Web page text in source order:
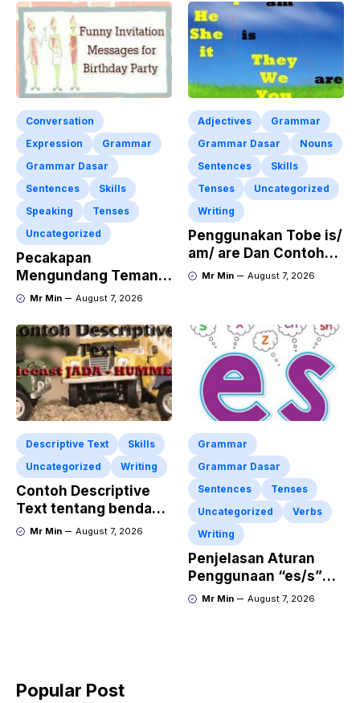
Conversation
Expression
Grammar
Grammar Dasar
Sentences
Skills
Speaking
Tenses
Uncategorized
Pecakapan
Mengundang Teman
ke Acara Pesta Ulang
Invitation” Dalam
Bahasa Inggris
Mr Min August 7, 2026
Adjectives
Grammar
Grammar Dasar
Nouns
Sentences
Skills
Tenses
Uncategorized
Writing
Penggunakan Tobe is/
am/ are Dan Contoh
Kalimat Bahasa
Mr Min August 7, 2026
Descriptive Text
Skills
Uncategorized
Writing
Contoh Descriptive
Text tentang benda
“Diecast JADA –
Mr Min August 7, 2026
Grammar
Grammar Dasar
Sentences
Tenses
Uncategorized
Verbs
Writing
Penjelasan Aturan
Penggunaan “es/s”
dalam Kalimat Bahasa
Mr Min August 7, 2026
Popular Post